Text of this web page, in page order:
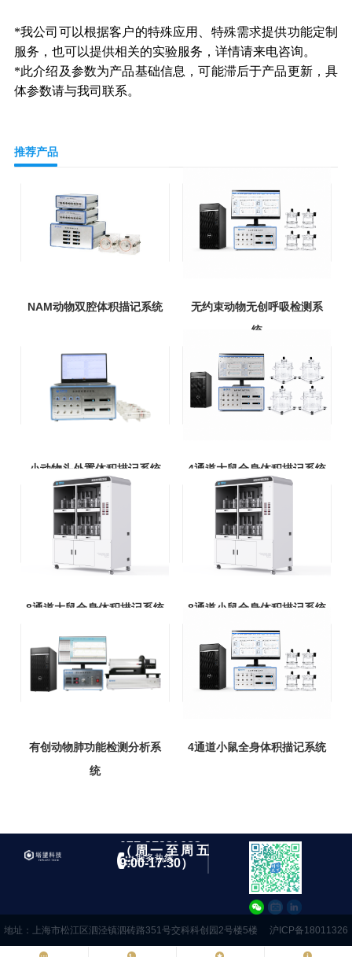
*我公司可以根据客户的特殊应用、特殊需求提供功能定制
服务，也可以提供相关的实验服务，详情请来电咨询。
*此介绍及参数为产品基础信息，可能滞后于产品更新，具
体参数请与我司联系。
推荐产品
NAM动物双腔体积描记系统
无约束动物无创呼吸检测系
统
小动物头外置体积描记系统 4通道大鼠全身体积描记系统
8通道大鼠全身体积描记系统 8通道小鼠全身体积描记系统
有创动物肺功能检测分析系
统
4通道小鼠全身体积描记系统
服务热线
021-51537683
（周一至周五
9:00-17:30）
地址：上海市松江区泗泾镇泗砖路351号交科科创园2号楼5楼 沪ICP备18011326